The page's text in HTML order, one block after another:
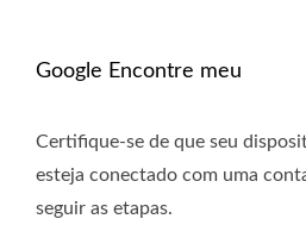
Google Encontre meu
Certifique-se de que seu
esteja conectado com uma
seguir as etapas.